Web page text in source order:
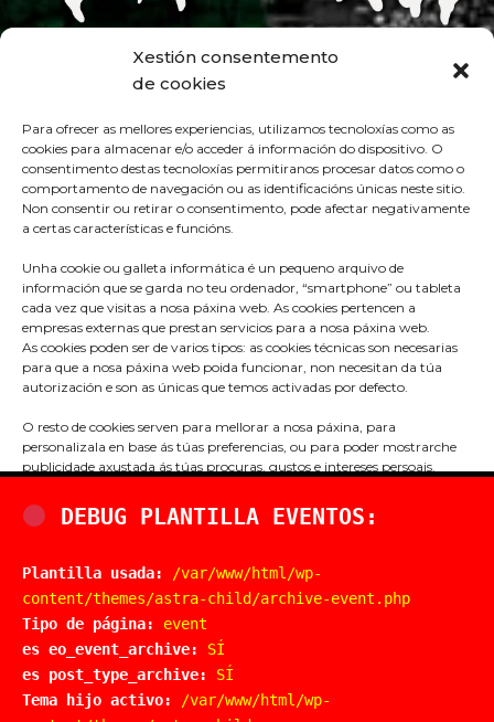
Xestión consentemento
de cookies
Para ofrecer as mellores experiencias, utilizamos tecnoloxías como as
cookies para almacenar e/o acceder á información do dispositivo. O
consentimento destas tecnoloxías permitiranos procesar datos como o
comportamento de navegación ou as identificacións únicas neste sitio.
Non consentir ou retirar o consentimento, pode afectar negativamente
a certas características e funcións.
Unha cookie ou galleta informática é un pequeno arquivo de
información que se garda no teu ordenador, “smartphone” ou tableta
cada vez que visitas a nosa páxina web. As cookies pertencen a
empresas externas que prestan servicios para a nosa páxina web.
As cookies poden ser de varios tipos: as cookies técnicas son necesarias
para que a nosa páxina web poida funcionar, non necesitan da túa
autorización e son as únicas que temos activadas por defecto.
O resto de cookies serven para mellorar a nosa páxina, para
personalizala en base ás túas preferencias, ou para poder mostrarche
publicidade axustada ás túas procuras, gustos e intereses persoais.
configuralas ou rechazar o seu uso clicando no apartado
CONFIGURACIÓN DE COOKIES. Se queres máis información, consulta
Aceptar
Denegar
Ver preferencias
Praza do Concello s/n
36680 A Estrada – Pontevedra
info@aestrada.gal
Facebook
Youtube-
Instagram
Compromiso coa Protección de Datos
Política de Cookies
DEBUG PLANTILLA EVENTOS:
Plantilla usada:
/var/www/html/wp-
content/themes/astra-child/archive-event.php
Tipo de página:
event
es eo_event_archive:
SÍ
es post_type_archive:
SÍ
Tema hijo activo:
/var/www/html/wp-